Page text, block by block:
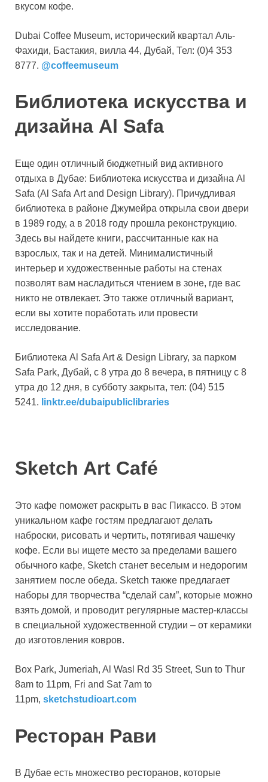
вкусом кофе.
Dubai Coffee Museum, исторический квартал Аль-
Фахиди, Бастакия, вилла 44, Дубай, Тел: (0)4 353
8777. @coffeemuseum
Библиотека искусства и
дизайна Al Safa
Еще один отличный бюджетный вид активного
отдыха в Дубае: Библиотека искусства и дизайна Al
Safa (Al Safa Art and Design Library). Причудливая
библиотека в районе Джумейра открыла свои двери
в 1989 году, а в 2018 году прошла реконструкцию.
Здесь вы найдете книги, рассчитанные как на
взрослых, так и на детей. Минималистичный
интерьер и художественные работы на стенах
позволят вам насладиться чтением в зоне, где вас
никто не отвлекает. Это также отличный вариант,
если вы хотите поработать или провести
исследование.
Библиотека Al Safa Art & Design Library, за парком
Safa Park, Дубай, с 8 утра до 8 вечера, в пятницу с 8
утра до 12 дня, в субботу закрыта, тел: (04) 515
5241. linktr.ee/dubaipubliclibraries
Sketch Art Café
Это кафе поможет раскрыть в вас Пикассо. В этом
уникальном кафе гостям предлагают делать
наброски, рисовать и чертить, потягивая чашечку
кофе. Если вы ищете место за пределами вашего
обычного кафе, Sketch станет веселым и недорогим
занятием после обеда. Sketch также предлагает
наборы для творчества “сделай сам”, которые можно
взять домой, и проводит регулярные мастер-классы
в специальной художественной студии – от керамики
до изготовления ковров.
Box Park, Jumeriah, Al Wasl Rd 35 Street, Sun to Thur
8am to 11pm, Fri and Sat 7am to
11pm, sketchstudioart.com
Ресторан Рави
В Дубае есть множество ресторанов, которые